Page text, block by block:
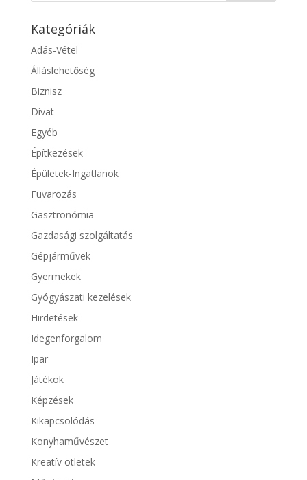
Kategóriák
Adás-Vétel
Álláslehetőség
Biznisz
Divat
Egyéb
Építkezések
Épületek-Ingatlanok
Fuvarozás
Gasztronómia
Gazdasági szolgáltatás
Gépjárművek
Gyermekek
Gyógyászati kezelések
Hirdetések
Idegenforgalom
Ipar
Játékok
Képzések
Kikapcsolódás
Konyhaművészet
Kreatív ötletek